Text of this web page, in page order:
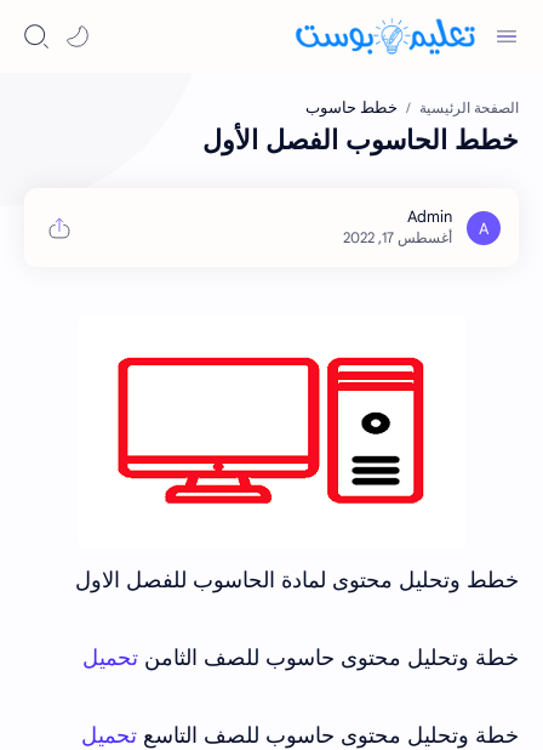
الصفحة الرئيسية خطط حاسوب
خطط الحاسوب الفصل الأول
خطط وتحليل محتوى لمادة الحاسوب للفصل الاول
خطة وتحليل محتوى حاسوب للصف الثامن تحميل
خطة وتحليل محتوى حاسوب للصف التاسع تحميل